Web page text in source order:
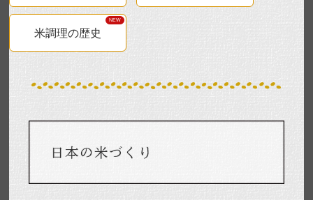
米調理の歴史